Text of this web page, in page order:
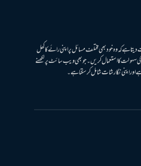
ہے کہ وہ خود بھی مختلف مسائل پر اپنی رائے کا کھل
سہولت کا استعمال کریں۔ جو بھی ویب سائٹ پر لکھنے
اور اپنی نگارشات شامل کرسکتا ہے۔